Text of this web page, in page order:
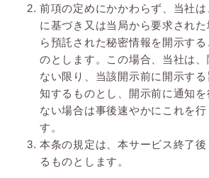
前項の定めにかかわらず、当社
に基づき又は当局から要求され
ら預託された秘密情報を開示す
のとします。この場合、当社は、
ない限り、当該開示前に開示す
知するものとし、開示前に通知を
ない場合は事後速やかにこれを行
す。
本条の規定は、本サービス終了
るものとします。